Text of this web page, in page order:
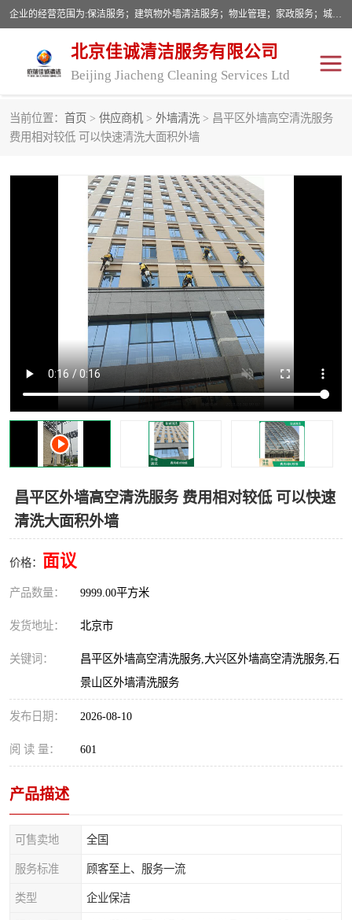
企业的经营范围为:保洁服务；建筑物外墙清洁服务；物业管理；家政服务；城市园林绿化；劳务分包；技术开发、技术转让、技术服务；销售保洁设备、卫生用品、化工产品（不含危险化学品及一类易制毒化学品）、日用品、办公设备、建筑材料、装饰材料；图文设计；清洁服务（不含餐具消毒）；中央空调维修；工程设计；施工总承包；专业承包。
北京佳诚清洁服务有限公司
Beijing Jiacheng Cleaning Services Ltd
当前位置： 首页 > 供应商机 > 外墙清洗 > 昌平区外墙高空清洗服务
费用相对较低 可以快速清洗大面积外墙
昌平区外墙高空清洗服务 费用相对较低 可以快速
清洗大面积外墙
价格： 面议
产品数量： 9999.00平方米
发货地址： 北京市
关键词：
昌平区外墙高空清洗服务,大兴区外墙高空清洗服务,石
景山区外墙清洗服务
发布日期： 2026-08-10
阅 读 量： 601
产品描述
可售卖地 全国
服务标准 顾客至上、服务一流
类型 企业保洁
外墙清洗 开荒保洁
开荒保洁 保洁服务
建筑物外墙维修